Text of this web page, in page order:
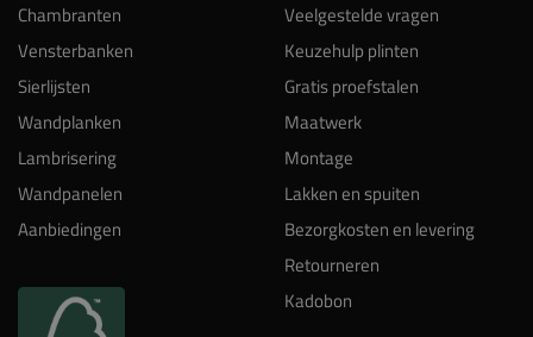
Chambranten
Vensterbanken
Sierlijsten
Wandplanken
Lambrisering
Wandpanelen
Aanbiedingen
Veelgestelde vragen
Keuzehulp plinten
Gratis proefstalen
Maatwerk
Montage
Lakken en spuiten
Bezorgkosten en levering
Retourneren
Kadobon